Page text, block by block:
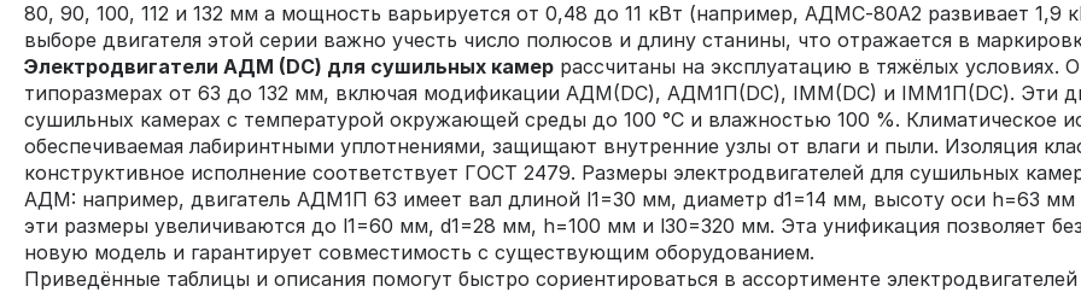
80, 90, 100, 112 и 132 мм а мощность варьируется от 0,48 до 11 кВт (например, АДМС‑80А2 развивает
выборе двигателя этой серии важно учесть число полюсов и длину станины, что отражается в
Электродвигатели АДМ (DC) для сушильных камер рассчитаны на эксплуатацию в тяжёлых условиях.
типоразмерах от 63 до 132 мм, включая модификации АДМ(DC), АДМ1П(DC), IMM(DC) и IMM1П(DC). Эти
сушильных камерах с температурой окружающей среды до 100 °C и влажностью 100 %. Климатическое
обеспечиваемая лабиринтными уплотнениями, защищают внутренние узлы от влаги и пыли. Изоляция
конструктивное исполнение соответствует ГОСТ 2479. Размеры электродвигателей для сушильных
АДМ: например, двигатель АДМ1П 63 имеет вал длиной l1=30 мм, диаметр d1=14 мм, высоту оси h=63 мм
эти размеры увеличиваются до l1=60 мм, d1=28 мм, h=100 мм и l30=320 мм. Эта унификация позволяет
новую модель и гарантирует совместимость с существующим оборудованием.
Приведённые таблицы и описания помогут быстро сориентироваться в ассортименте